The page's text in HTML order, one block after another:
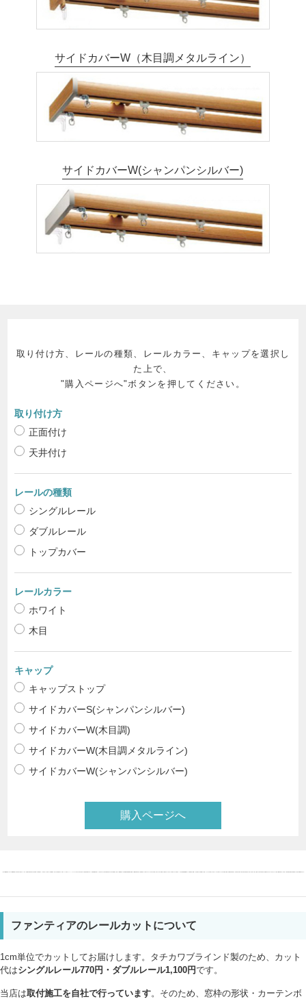
サイドカバーW（木目調メタルライン）
サイドカバーW(シャンパンシルバー)
取り付け方、レールの種類、レールカラー、キャップを選択し
た上で、
"購入ページへ"ボタンを押してください。
取り付け方
正面付け
天井付け
レールの種類
シングルレール
ダブルレール
トップカバー
レールカラー
ホワイト
木目
キャップ
キャップストップ
サイドカバーS(シャンパンシルバー)
サイドカバーW(木目調)
サイドカバーW(木目調メタルライン)
サイドカバーW(シャンパンシルバー)
購入ページへ
ファンティアのレールカットについて
1cm単位でカットしてお届けします。タチカワブラインド製のため、カット
代はシングルレール770円・ダブルレール1,100円です。
当店は取付施工を自社で行っています。そのため、窓枠の形状・カーテンボ